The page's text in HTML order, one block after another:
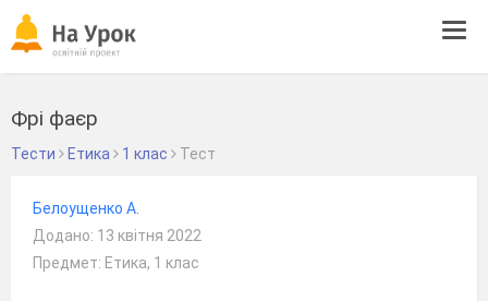
Фрі фаєр
Тести Етика 1 клас Тест
Белоущенко А.
Додано: 13 квітня 2022
Предмет: Етика, 1 клас